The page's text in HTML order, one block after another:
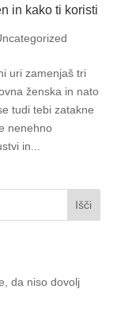
in kako ti koristi
uri zamenjaš tri
ženska in nato
tudi tebi zatakne
nenehno
in...
Išči
da niso dovolj